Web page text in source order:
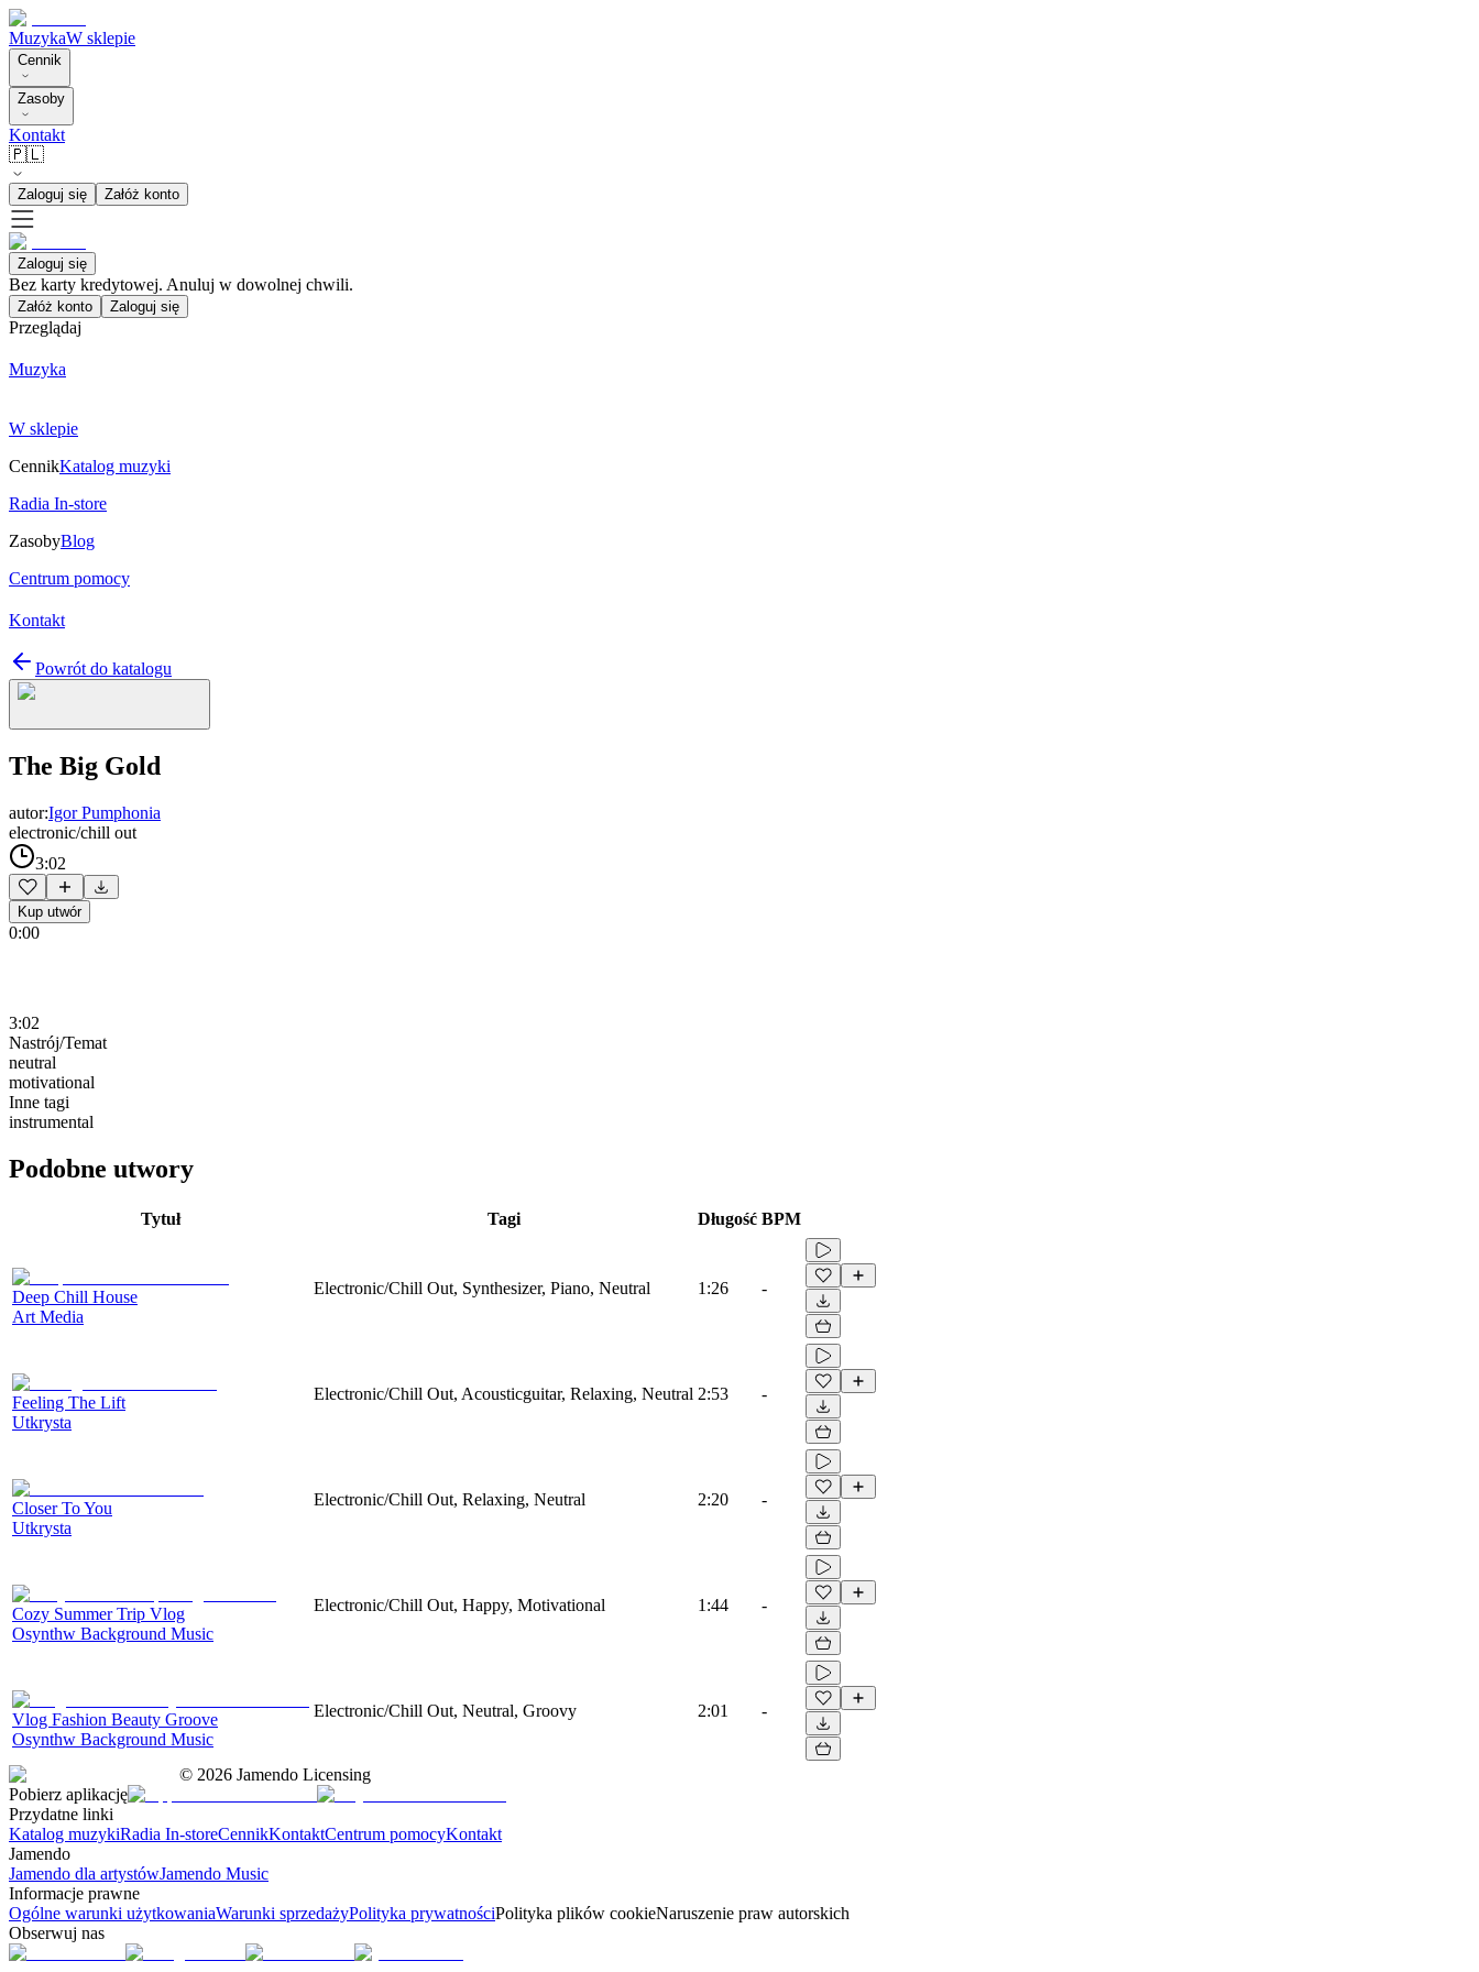
MuzykaW sklepie
Cennik
Zasoby
Kontakt
🇵🇱
Zaloguj się Załóż konto
Zaloguj się
Bez karty kredytowej. Anuluj w dowolnej chwili.
Załóż konto Zaloguj się
Przeglądaj
Muzyka
W sklepie
CennikKatalog muzyki
Radia In-store
ZasobyBlog
Centrum pomocy
Kontakt
Powrót do katalogu
The Big Gold
autor:Igor Pumphonia
electronic/chill out
3:02
Kup utwór
0:00
3:02
Nastrój/Temat
neutral
motivational
Inne tagi
instrumental
Podobne utwory
Tytuł Tagi Długość BPM
Deep Chill House
Art Media
Electronic/Chill Out, Synthesizer, Piano, Neutral 1:26 -
Feeling The Lift
Utkrysta
Electronic/Chill Out, Acousticguitar, Relaxing, Neutral 2:53 -
Closer To You
Utkrysta
Electronic/Chill Out, Relaxing, Neutral 2:20 -
Cozy Summer Trip Vlog
Osynthw Background Music
Electronic/Chill Out, Happy, Motivational 1:44 -
Vlog Fashion Beauty Groove
Osynthw Background Music
Electronic/Chill Out, Neutral, Groovy 2:01 -
© 2026 Jamendo Licensing
Pobierz aplikację
Przydatne linki
Katalog muzykiRadia In-storeCennikKontaktCentrum pomocyKontakt
Jamendo
Jamendo dla artystówJamendo Music
Informacje prawne
Ogólne warunki użytkowaniaWarunki sprzedażyPolityka prywatnościPolityka plików cookieNaruszenie praw autorskich
Obserwuj nas